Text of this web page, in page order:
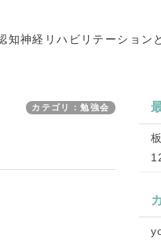
知神経リハビリテーション
カテゴリ：勉強会